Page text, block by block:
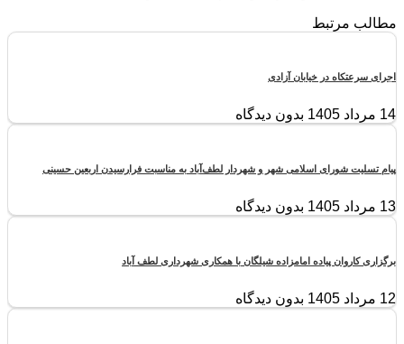
مطالب مرتبط
اجرای سرعتکاه در خیابان آزادی
14 مرداد 1405 بدون دیدگاه
پیام تسلیت شورای اسلامی شهر و شهردار لطف‌آباد به مناسبت فرارسیدن اربعین حسینی
13 مرداد 1405 بدون دیدگاه
برگزاری کاروان پیاده امامزاده شیلگان با همکاری شهرداری لطف آباد
12 مرداد 1405 بدون دیدگاه